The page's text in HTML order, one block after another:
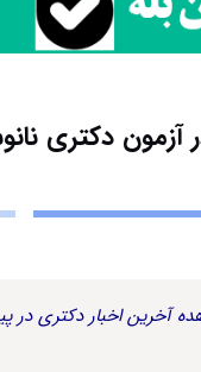
دکتری
آخرین اخبار دکتری در